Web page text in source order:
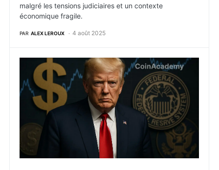
malgré les tensions judiciaires et un contexte
économique fragile.
PAR ALEX LEROUX 4 août 2025
Trump prend le contrôle des chiffres économiques